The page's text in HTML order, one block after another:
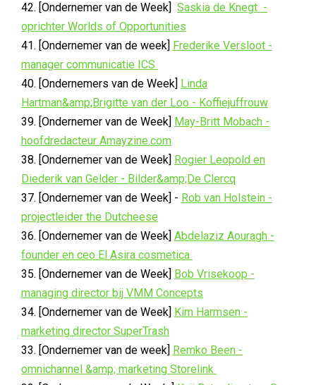
42. [Ondernemer van de Week] Saskia de Knegt -
oprichter Worlds of Opportunities
41. [Ondernemer van de week] Frederike Versloot -
manager communicatie ICS
40. [Ondernemers van de Week] Linda
Hartman&amp;Brigitte van der Loo - Koffiejuffrouw
39. [Ondernemer van de Week] May-Britt Mobach -
hoofdredacteur Amayzine.com
38. [Ondernemer van de Week] Rogier Leopold en
Diederik van Gelder - Bilder&amp;De Clercq
37. [Ondernemer van de Week] - Rob van Holstein -
projectleider the Dutcheese
36. [Ondernemer van de Week] Abdelaziz Aouragh -
founder en ceo El Asira cosmetica
35. [Ondernemer van de Week] Bob Vrisekoop -
managing director bij VMM Concepts
34. [Ondernemer van de Week] Kim Harmsen -
marketing director SuperTrash
33. [Ondernemer van de week] Remko Been -
omnichannel &amp; marketing Storelink